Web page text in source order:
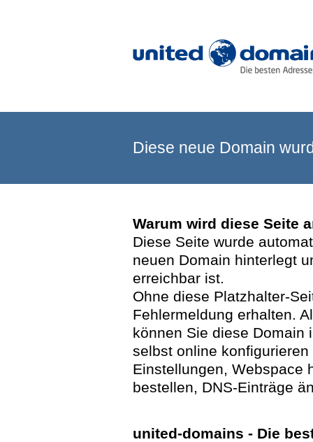
Diese neue Domain
Warum wird diese Seite
Diese Seite wurde
neuen Domain hinterlegt
erreichbar ist.
Ohne diese Platzhalter-
Fehlermeldung erhalten.
können Sie diese Domain
selbst online
Einstellungen, Webspace
bestellen, DNS-Einträge
united-domains - Die